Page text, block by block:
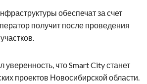
обеспечат за счет
получит после проведения
что Smart City станет
проектов Новосибирской области.